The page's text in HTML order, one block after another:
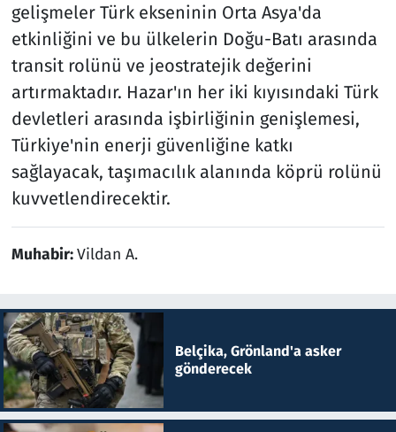
gelişmeler Türk ekseninin Orta Asya'da
etkinliğini ve bu ülkelerin Doğu-Batı arasında
transit rolünü ve jeostratejik değerini
artırmaktadır. Hazar'ın her iki kıyısındaki Türk
devletleri arasında işbirliğinin genişlemesi,
Türkiye'nin enerji güvenliğine katkı
sağlayacak, taşımacılık alanında köprü rolünü
kuvvetlendirecektir.
Muhabir:Vildan A.
Belçika, Grönland'a asker
gönderecek